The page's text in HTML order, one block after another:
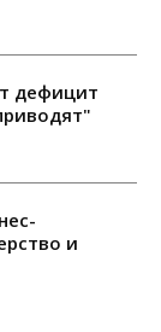
дефицит
и